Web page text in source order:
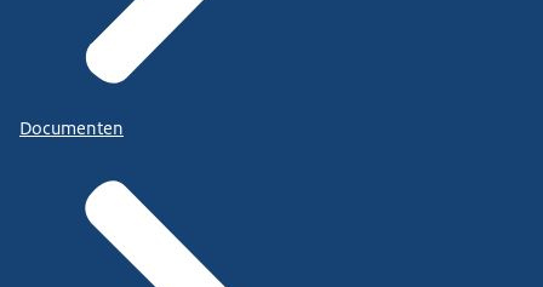
Documenten